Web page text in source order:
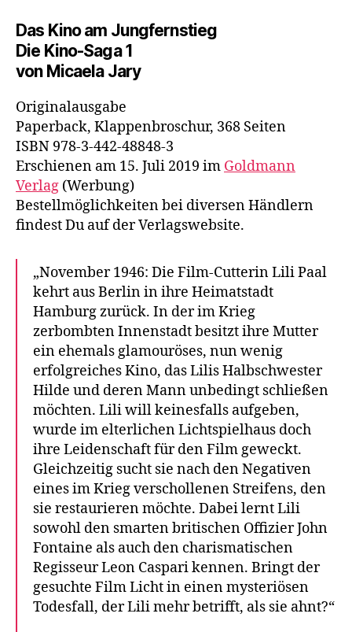
Das Kino am Jungfernstieg
Die Kino-Saga 1
von Micaela Jary
Originalausgabe
Paperback, Klappenbroschur, 368 Seiten
ISBN 978-3-442-48848-3
Erschienen am 15. Juli 2019 im Goldmann
Verlag (Werbung)
Bestellmöglichkeiten bei diversen Händlern
findest Du auf der Verlagswebsite.
„November 1946: Die Film-Cutterin Lili Paal
kehrt aus Berlin in ihre Heimatstadt
Hamburg zurück. In der im Krieg
zerbombten Innenstadt besitzt ihre Mutter
ein ehemals glamouröses, nun wenig
erfolgreiches Kino, das Lilis Halbschwester
Hilde und deren Mann unbedingt schließen
möchten. Lili will keinesfalls aufgeben,
wurde im elterlichen Lichtspielhaus doch
ihre Leidenschaft für den Film geweckt.
Gleichzeitig sucht sie nach den Negativen
eines im Krieg verschollenen Streifens, den
sie restaurieren möchte. Dabei lernt Lili
sowohl den smarten britischen Offizier John
Fontaine als auch den charismatischen
Regisseur Leon Caspari kennen. Bringt der
gesuchte Film Licht in einen mysteriösen
Todesfall, der Lili mehr betrifft, als sie ahnt?“